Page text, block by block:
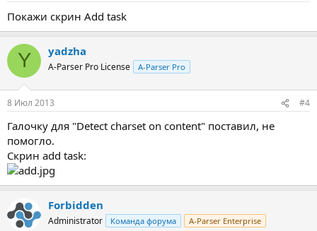
Покажи скрин Add task
Y yadzha
A-Parser Pro License A-Parser Pro
8 Июл 2013 #4
Галочку для "Detect charset on content" поставил, не
помогло.
Скрин add task:
Forbidden
Administrator Команда форума A-Parser Enterprise